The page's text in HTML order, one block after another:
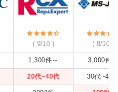
( 9/10 ) ( 8/10 )
1,300件～ 3,000件～
20代~40代 30代~40